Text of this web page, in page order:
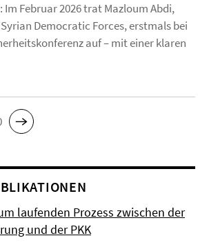
Im Februar 2026 trat Mazloum Abdi,
Democratic Forces, erstmals bei
auf – mit einer klaren
laufenden Prozess zwischen der
und der PKK